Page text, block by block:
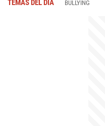
TEMAS DEL DÍA BULLYING